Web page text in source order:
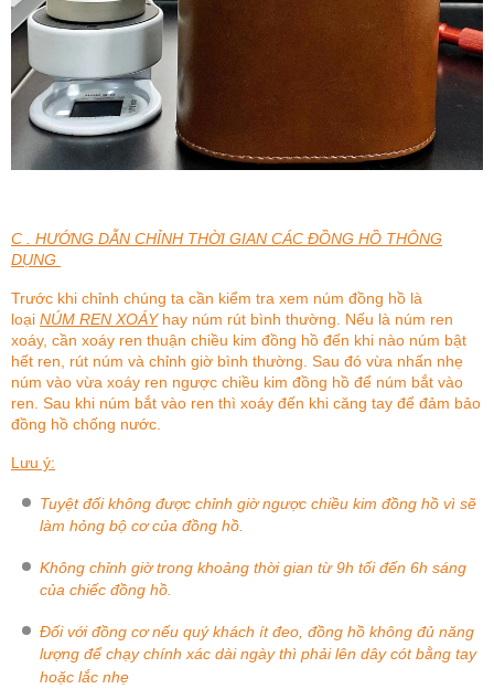
C . HƯỚNG DẪN CHỈNH THỜI GIAN CÁC ĐỒNG HỒ THÔNG
DỤNG
Trước khi chỉnh chúng ta cần kiểm tra xem núm đồng hồ là
loại NÚM REN XOÁYhay núm rút bình thường. Nếu là núm ren
xoáy, cần xoáy ren thuận chiều kim đồng hồ đến khi nào núm bật
hết ren, rút núm và chỉnh giờ bình thường. Sau đó vừa nhấn nhẹ
núm vào vừa xoáy ren ngược chiều kim đồng hồ để núm bắt vào
ren. Sau khi núm bắt vào ren thì xoáy đến khi căng tay để đảm bảo
đồng hồ chống nước.
Lưu ý:
Tuyệt đối không được chỉnh giờ ngược chiều kim đồng hồ vì sẽ
làm hỏng bộ cơ của đồng hồ.
Không chỉnh giờ trong khoảng thời gian từ 9h tối đến 6h sáng
của chiếc đồng hồ.
Đối với đồng cơ nếu quý khách ít đeo, đồng hồ không đủ năng
lượng để chạy chính xác dài ngày thì phải lên dây cót bằng tay
hoặc lắc nhẹ